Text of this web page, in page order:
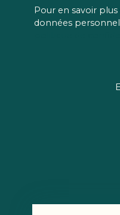
Pour en savoir
données